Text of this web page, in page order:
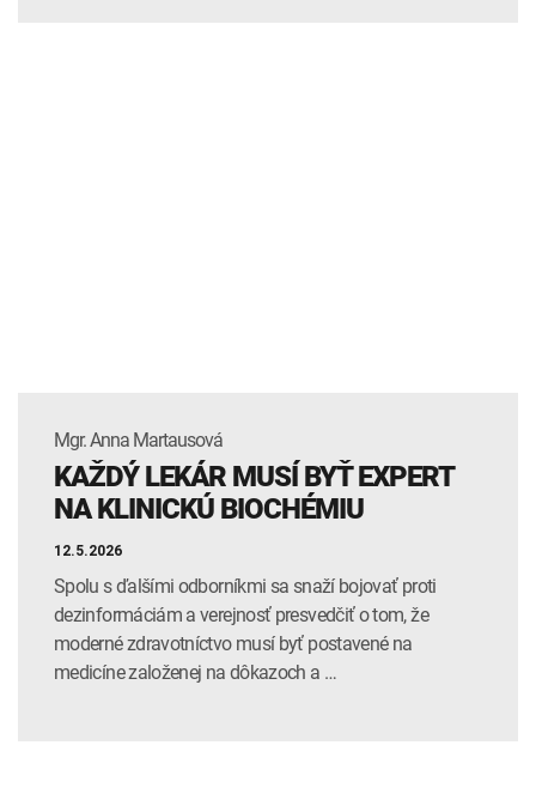
Mgr. Anna Martausová
KAŽDÝ LEKÁR MUSÍ BYŤ EXPERT
NA KLINICKÚ BIOCHÉMIU
12.5.2026
Spolu s ďalšími odborníkmi sa snaží bojovať proti
dezinformáciám a verejnosť presvedčiť o tom, že
moderné zdravotníctvo musí byť postavené na
medicíne založenej na dôkazoch a …